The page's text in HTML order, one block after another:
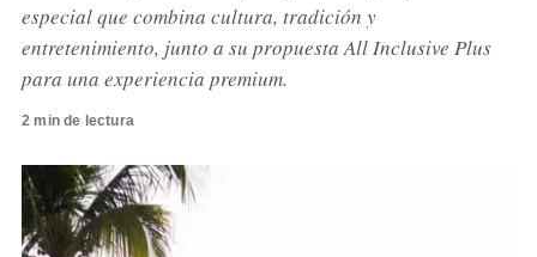
especial que combina cultura, tradición y
entretenimiento, junto a su propuesta All Inclusive Plus
para una experiencia premium.
2 min de lectura